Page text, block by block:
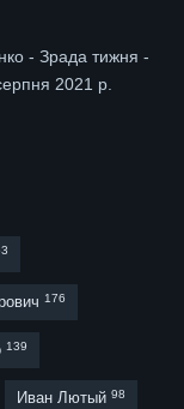
- Зрада тижня -
2021 р.
176
139
Иван Лютый 98